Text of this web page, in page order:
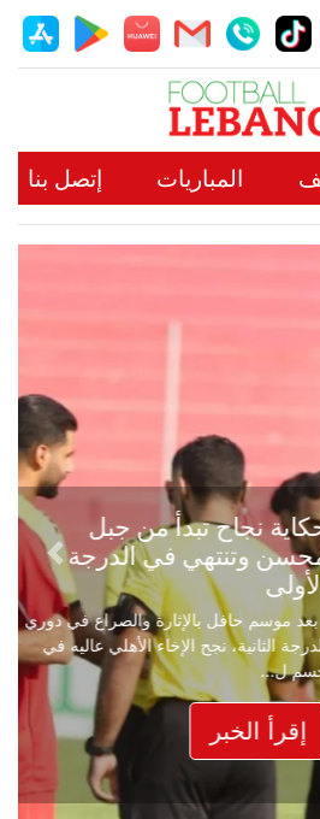
المباريات إتصل بنا
تبدأ من جبل
في الدرجة
والصراع في دوري
نجح الإخاء الأهلي عاليه في
Next